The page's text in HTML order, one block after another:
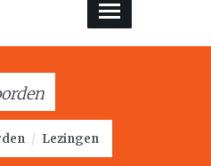
/ Lezingen